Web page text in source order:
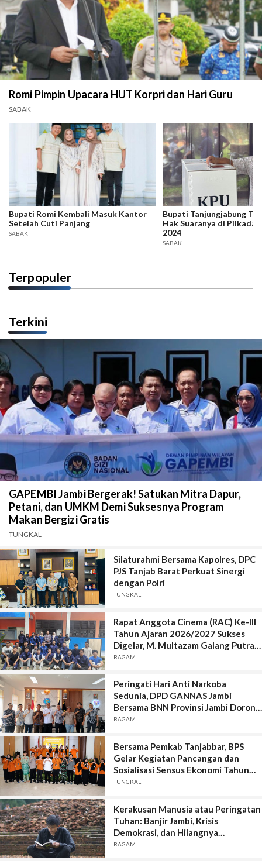
Romi Pimpin Upacara HUT Korpri dan Hari Guru
SABAK
Bupati Romi Kembali Masuk Kantor
Setelah Cuti Panjang
SABAK
Bupati Tanjungjabung
Hak Suaranya di Pilkada
2024
SABAK
Terpopuler
Terkini
GAPEMBI Jambi Bergerak! Satukan Mitra Dapur,
Petani, dan UMKM Demi Suksesnya Program
Makan Bergizi Gratis
TUNGKAL
Silaturahmi Bersama Kapolres, DPC
PJS Tanjab Barat Perkuat Sinergi
dengan Polri
TUNGKAL
Rapat Anggota Cinema (RAC) Ke-lll
Tahun Ajaran 2026/2027 Sukses
Digelar, M. Multazam Galang Putra
Isanda Terpilih sebagai Ketua Umum
RAGAM
Peringati Hari Anti Narkoba
Sedunia, DPD GANNAS Jambi
Bersama BNN Provinsi Jambi Dorong
Fasilitas Rehabilitasi Korban
RAGAM
Bersama Pemkab Tanjabbar, BPS
Gelar Kegiatan Pancangan dan
Sosialisasi Sensus Ekonomi Tahun
2026
TUNGKAL
Kerakusan Manusia atau Peringatan
Tuhan: Banjir Jambi, Krisis
Demokrasi, dan Hilangnya
Kesadaran Spiritual
RAGAM